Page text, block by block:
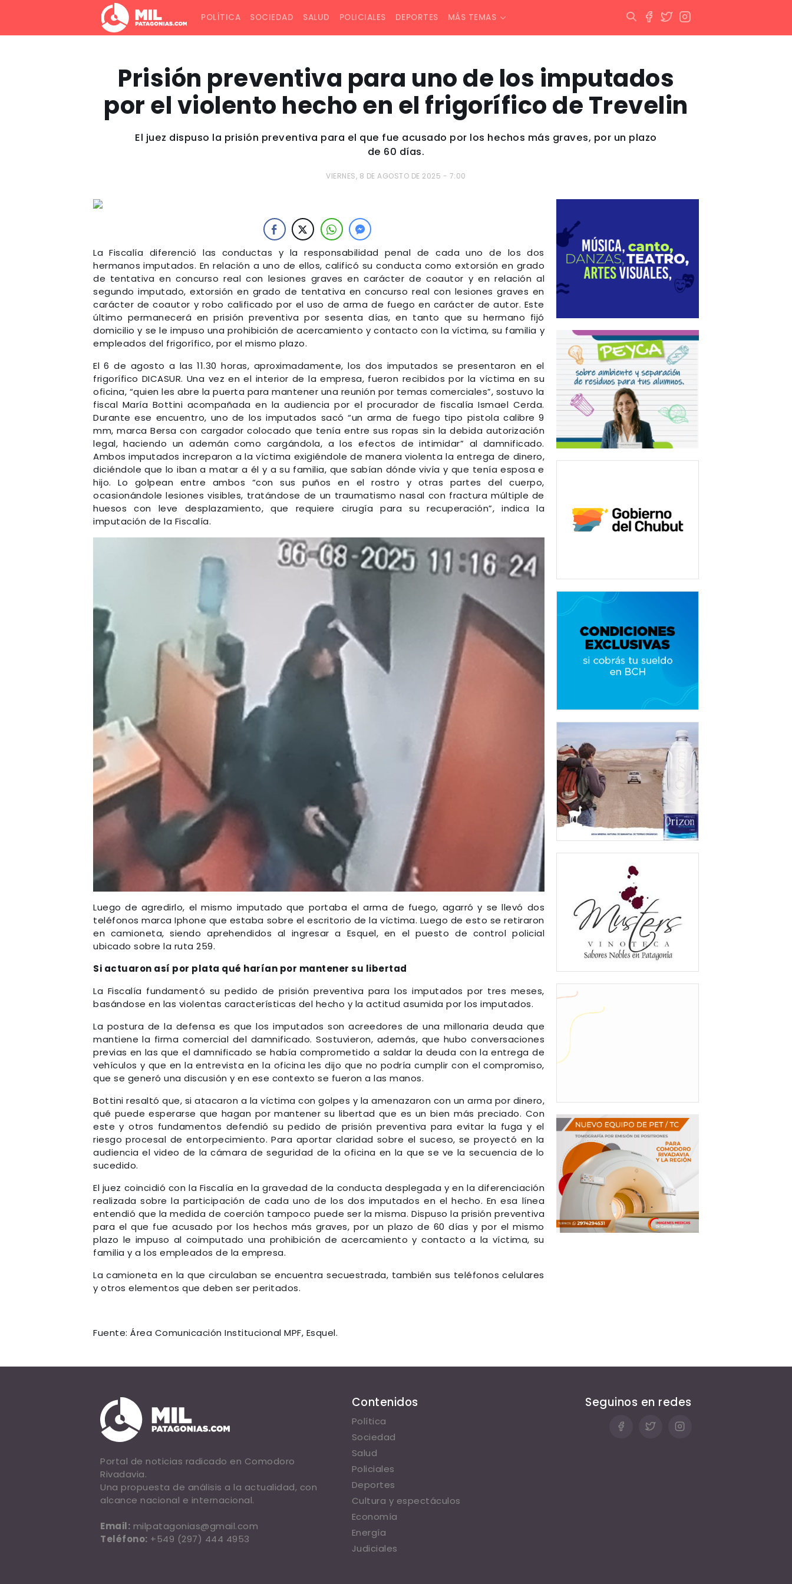
POLÍTICA SOCIEDAD SALUD POLICIALES DEPORTES MÁS TEMAS
Prisión preventiva para uno de los imputados
por el violento hecho en el frigorífico de Trevelin
El juez dispuso la prisión preventiva para el que fue acusado por los hechos más graves, por un plazo
de 60 días.
VIERNES, 8 DE AGOSTO DE 2025 - 7:00
La Fiscalía diferenció las conductas y la responsabilidad penal de cada uno de los dos
hermanos imputados. En relación a uno de ellos, calificó su conducta como extorsión en grado
de tentativa en concurso real con lesiones graves en carácter de coautor y en relación al
segundo imputado, extorsión en grado de tentativa en concurso real con lesiones graves en
carácter de coautor y robo calificado por el uso de arma de fuego en carácter de autor. Este
último permanecerá en prisión preventiva por sesenta días, en tanto que su hermano fijó
domicilio y se le impuso una prohibición de acercamiento y contacto con la víctima, su familia y
empleados del frigorífico, por el mismo plazo.
El 6 de agosto a las 11.30 horas, aproximadamente, los dos imputados se presentaron en el
frigorífico DICASUR. Una vez en el interior de la empresa, fueron recibidos por la víctima en su
oficina, “quien les abre la puerta para mantener una reunión por temas comerciales”, sostuvo la
fiscal María Bottini acompañada en la audiencia por el procurador de fiscalía Ismael Cerda.
Durante ese encuentro, uno de los imputados sacó “un arma de fuego tipo pistola calibre 9
mm, marca Bersa con cargador colocado que tenía entre sus ropas sin la debida autorización
legal, haciendo un ademán como cargándola, a los efectos de intimidar” al damnificado.
Ambos imputados increparon a la víctima exigiéndole de manera violenta la entrega de dinero,
diciéndole que lo iban a matar a él y a su familia, que sabían dónde vivía y que tenía esposa e
hijo. Lo golpean entre ambos “con sus puños en el rostro y otras partes del cuerpo,
ocasionándole lesiones visibles, tratándose de un traumatismo nasal con fractura múltiple de
huesos con leve desplazamiento, que requiere cirugía para su recuperación”, indica la
imputación de la Fiscalía.
Luego de agredirlo, el mismo imputado que portaba el arma de fuego, agarró y se llevó dos
teléfonos marca Iphone que estaba sobre el escritorio de la víctima. Luego de esto se retiraron
en camioneta, siendo aprehendidos al ingresar a Esquel, en el puesto de control policial
ubicado sobre la ruta 259.
Si actuaron así por plata qué harían por mantener su libertad
La Fiscalía fundamentó su pedido de prisión preventiva para los imputados por tres meses,
basándose en las violentas características del hecho y la actitud asumida por los imputados.
La postura de la defensa es que los imputados son acreedores de una millonaria deuda que
mantiene la firma comercial del damnificado. Sostuvieron, además, que hubo conversaciones
previas en las que el damnificado se había comprometido a saldar la deuda con la entrega de
vehículos y que en la entrevista en la oficina les dijo que no podría cumplir con el compromiso,
que se generó una discusión y en ese contexto se fueron a las manos.
Bottini resaltó que, si atacaron a la víctima con golpes y la amenazaron con un arma por dinero,
qué puede esperarse que hagan por mantener su libertad que es un bien más preciado. Con
este y otros fundamentos defendió su pedido de prisión preventiva para evitar la fuga y el
riesgo procesal de entorpecimiento. Para aportar claridad sobre el suceso, se proyectó en la
audiencia el video de la cámara de seguridad de la oficina en la que se ve la secuencia de lo
sucedido.
El juez coincidió con la Fiscalía en la gravedad de la conducta desplegada y en la diferenciación
realizada sobre la participación de cada uno de los dos imputados en el hecho. En esa línea
entendió que la medida de coerción tampoco puede ser la misma. Dispuso la prisión preventiva
para el que fue acusado por los hechos más graves, por un plazo de 60 días y por el mismo
plazo le impuso al coimputado una prohibición de acercamiento y contacto a la víctima, su
familia y a los empleados de la empresa.
La camioneta en la que circulaban se encuentra secuestrada, también sus teléfonos celulares
y otros elementos que deben ser peritados.
Fuente: Área Comunicación Institucional MPF, Esquel.
Portal de noticias radicado en Comodoro
Rivadavia.
Una propuesta de análisis a la actualidad, con
alcance nacional e internacional.
Email: milpatagonias@gmail.com
Teléfono: +549 (297) 444 4953
Contenidos
Política
Sociedad
Salud
Policiales
Deportes
Cultura y espectáculos
Economía
Energía
Judiciales
Seguinos en redes